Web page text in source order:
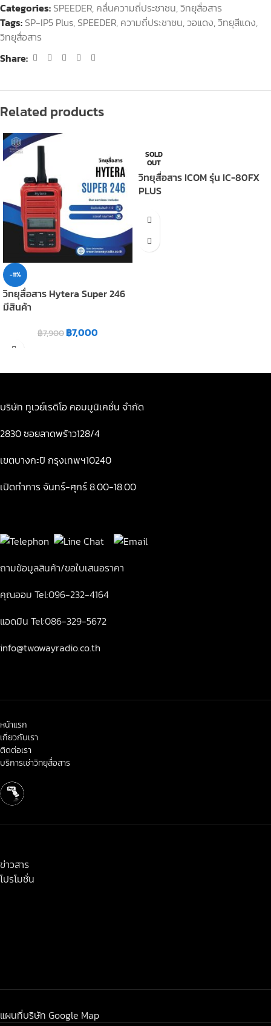
Categories: SPEEDER, คลื่นความถี่ประชาชน,วิทยุสื่อสาร
Tags: SP-IP5 Plus, SPEEDER, ความถี่ประชาชน, วอแดง,วิทยุสีแดง,
วิทยุสื่อสาร
Share:
Related products
-11%
วิทยุสื่อสาร Hytera Super 246
มีสินค้า
฿7,900฿7,000
SOLD
OUT
วิทยุสื่อสาร ICOM รุ่น IC-80FX
PLUS
บริษัท ทูเวย์เรดิโอ คอมมูนิเคชั่น จำกัด
2830 ซอยลาดพร้าว128/4
เขตบางกะปิ กรุงเทพฯ10240
เปิดทำการ จันทร์-ศุกร์ 8.00-18.00
ถามข้อมูลสินค้า/ขอใบเสนอราคา
คุณออม Tel:096-232-4164
แอดมิน Tel:086-329-5672
info@twowayradio.co.th
หน้าแรก
เกี่ยวกับเรา
ติดต่อเรา
บริการเช่าวิทยุสื่อสาร
ข่าวสาร
โปรโมชั่น
แผนที่บริษัท Google Map